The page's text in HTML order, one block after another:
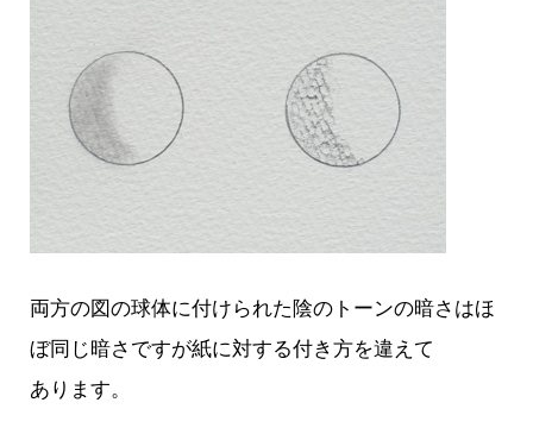
両方の図の球体に付けられた陰のトーンの暗さはほ
ぼ同じ暗さですが紙に対する付き方を違えて
あります。